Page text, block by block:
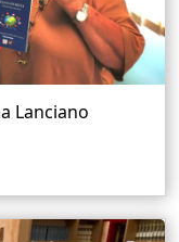
Lanciano